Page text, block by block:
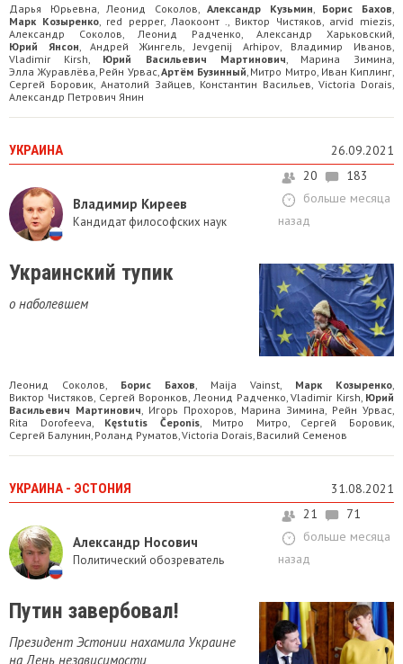
Дарья Юрьевна Леонид Соколов ,Александр Кузьмин Борис Бахов
Марк Козыренко, red pepper, Лаокоонт . Виктор Чистяков arvid miezis
Александр Соколов Леонид Радченко Александр Харьковский
Юрий Янсон ,Андрей Жингель Jevgenij Arhipov, Владимир Иванов
Vladimir Kirsh Юрий Васильевич Мартинович Марина Зимина
Элла Журавлёва Рейн Урвас,Артём Бузинный Митро Митро Иван Киплинг
Сергей Боровик Анатолий Зайцев Константин Васильев Victoria Dorais
Александр Петрович Янин
УКРАИНА 26.09.2021
Владимир Киреев
Кандидат философских наук
20
183
больше месяца
назад
Украинский тупик
о наболевшем
Леонид Соколов Борис Бахов Maija Vainst Марк Козыренко
Виктор Чистяков Сергей Воронков Леонид Радченко ,Vladimir Kirsh Юрий
Васильевич Мартинович
Игорь Прохоров Марина Зимина Рейн Урвас
Rita Dorofeeva Kęstutis Čeponis, Митро Митро Сергей Боровик
Сергей Балунин Роланд Руматов Victoria Dorais Василий Семенов
УКРАИНА - ЭСТОНИЯ 31.08.2021
Александр Носович
Политический обозреватель
21
71
больше месяца
назад
Путин завербовал!
Президент Эстонии нахамила Украине
на День независимости